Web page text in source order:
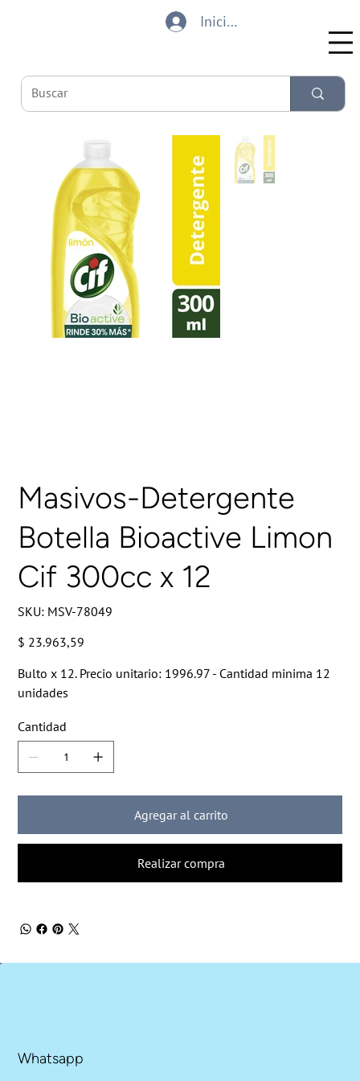
Iniciar sesión
Masivos-Detergente
Botella Bioactive Limon
Cif 300cc x 12
SKU: SKU
MSV-
MSV-78049
Precio
$ 23.963,59
Bulto x 12. Precio unitario: 1996.97 - Cantidad minima 12
unidades
Cantidad
Agregar al carrito
Realizar compra
Whatsapp